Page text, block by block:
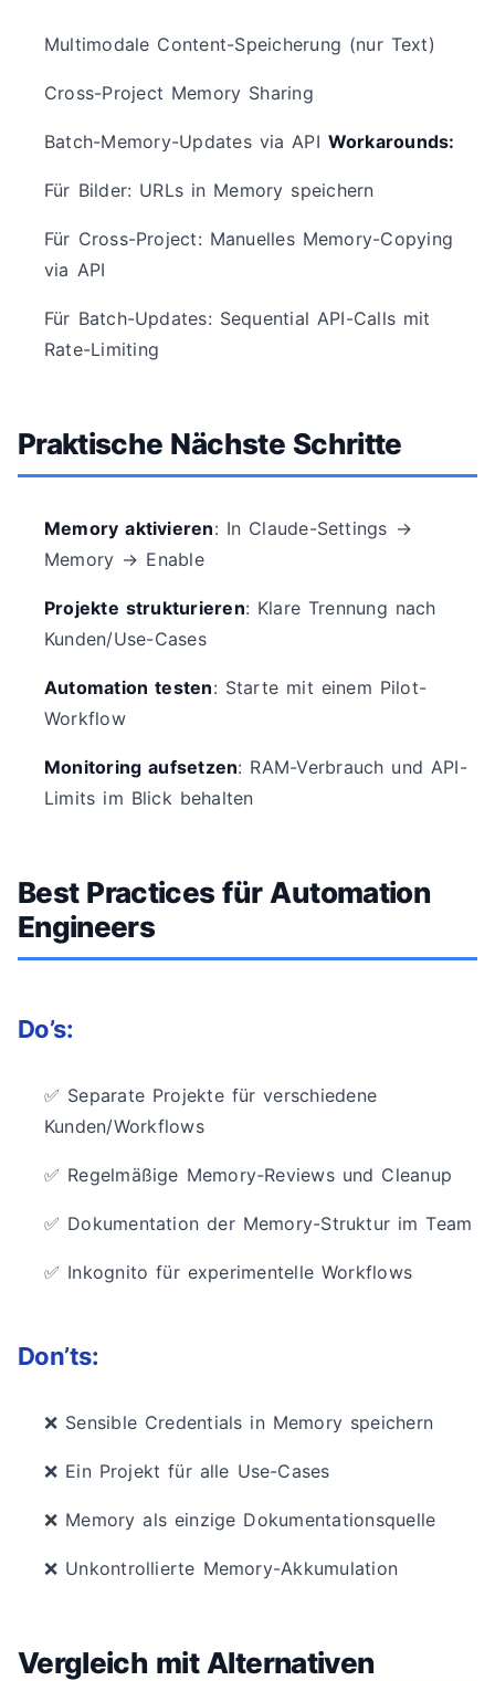
Multimodale Content-Speicherung (nur Text)
Cross-Project Memory Sharing
Batch-Memory-Updates via API Workarounds:
Für Bilder: URLs in Memory speichern
Für Cross-Project: Manuelles Memory-Copying
via API
Für Batch-Updates: Sequential API-Calls mit
Rate-Limiting
Praktische Nächste Schritte
Memory aktivieren: In Claude-Settings →
Memory → Enable
Projekte strukturieren: Klare Trennung nach
Kunden/Use-Cases
Automation testen: Starte mit einem Pilot-
Workflow
Monitoring aufsetzen: RAM-Verbrauch und API-
Limits im Blick behalten
Best Practices für Automation
Engineers
Do’s:
✅ Separate Projekte für verschiedene
Kunden/Workflows
✅ Regelmäßige Memory-Reviews und Cleanup
✅ Dokumentation der Memory-Struktur im Team
✅ Inkognito für experimentelle Workflows
Don’ts:
❌ Sensible Credentials in Memory speichern
❌ Ein Projekt für alle Use-Cases
❌ Memory als einzige Dokumentationsquelle
❌ Unkontrollierte Memory-Akkumulation
Vergleich mit Alternativen